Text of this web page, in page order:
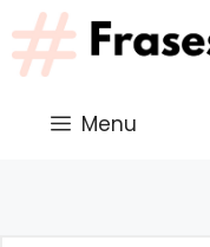
Saltar
al
contenido
Menu